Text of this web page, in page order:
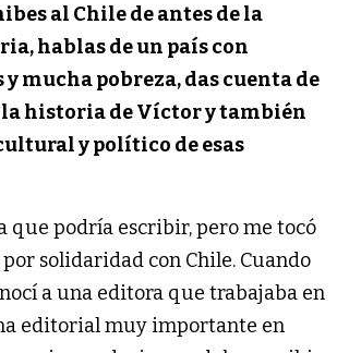
al Chile de antes de la
hablas de un país con
mucha pobreza, das cuenta de
historia de Víctor y también
y político de esas
que podría escribir, pero me tocó
solidaridad con Chile. Cuando
a una editora que trabajaba en
editorial muy importante en